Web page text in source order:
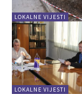
LOKALNE VIJESTI
LOKALNE VIJESTI